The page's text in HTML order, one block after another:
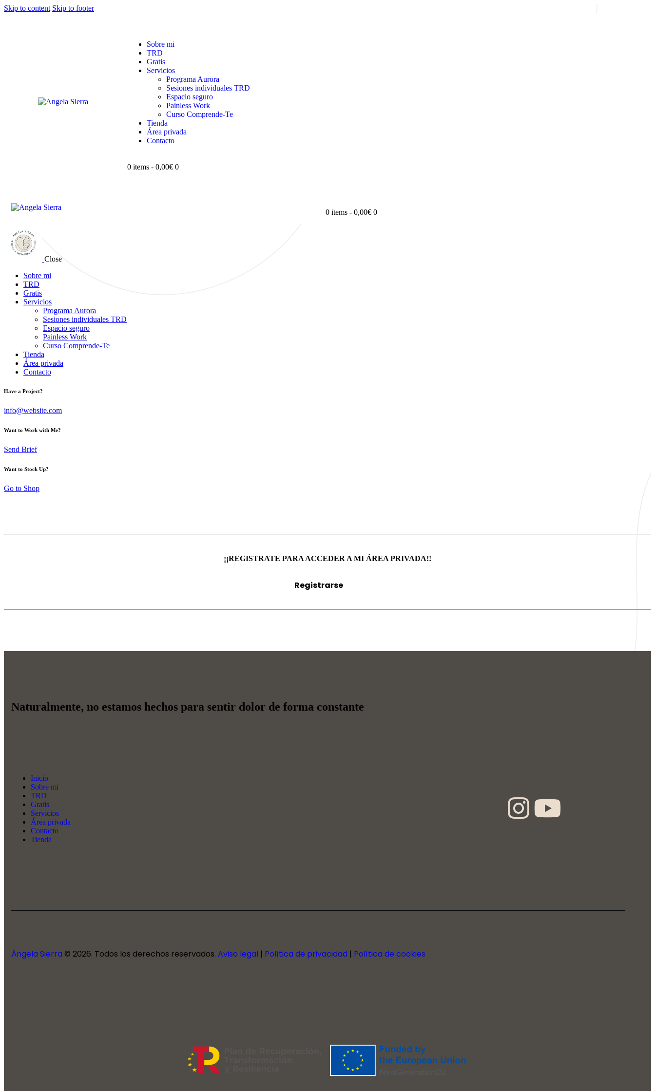
Skip to content Skip to footer
Sobre mi
TRD
Gratis
Servicios
Programa Aurora
Sesiones individuales TRD
Espacio seguro
Painless Work
Curso Comprende-Te
Tienda
Área privada
Contacto
0 items - 0,00€ 0
0 items - 0,00€ 0
Close
Sobre mi
TRD
Gratis
Servicios
Programa Aurora
Sesiones individuales TRD
Espacio seguro
Painless Work
Curso Comprende-Te
Tienda
Área privada
Contacto
Have a Project?
info@website.com
Want to Work with Me?
Send Brief
Want to Stock Up?
Go to Shop
¡¡REGISTRATE PARA ACCEDER A MI ÁREA PRIVADA!!
Registrarse
Naturalmente, no estamos hechos para sentir dolor de forma constante
Inicio
Sobre mi
TRD
Gratis
Servicios
Área privada
Contacto
Tienda
Ángela Sierra © 2026. Todos los derechos reservados. Aviso legal | Política de privacidad | Política de cookies